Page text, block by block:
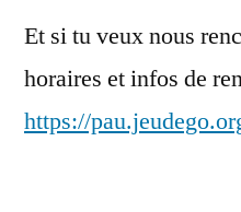
Et si tu veux nous
horaires et infos de
https://